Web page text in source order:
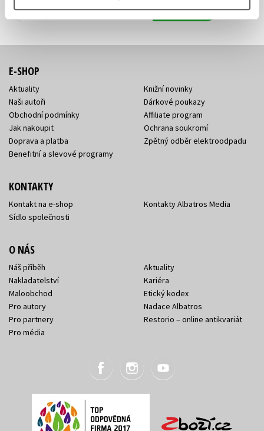
mailová
mailová
Vaše e-mailová adresa Přihlásit se
E-SHOP
Aktuality
Naši autoři
Obchodní podmínky
Jak nakoupit
Doprava a platba
Benefitní a slevové programy
Knižní novinky
Dárkové poukazy
Affiliate program
Ochrana soukromí
Zpětný odběr elektroodpadu
KONTAKTY
Kontakt na e-shop
Sídlo společnosti
Kontakty Albatros Media
O NÁS
Náš příběh
Nakladatelství
Maloobchod
Pro autory
Pro partnery
Pro média
Aktuality
Kariéra
Etický kodex
Nadace Albatros
Restorio – online antikvariát